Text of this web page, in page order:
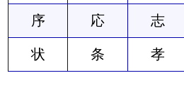
序 応 志
状 条 孝